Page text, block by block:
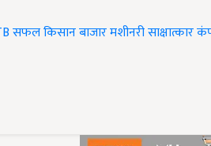
सफल किसानबाजारमशीनरीसाक्षात्कार